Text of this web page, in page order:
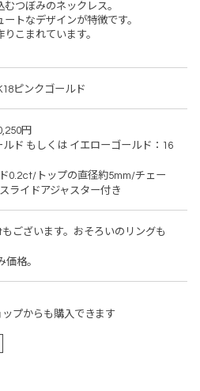
つぼみのネックレス。
トなデザインが特徴です。
こまれています。
ピンクゴールド
円
ルド もしくは イエローゴールド：16
0.2ct/トップの直径約5mm/チェー
ライドアジャスター付き
ございます。おそろいのリングも
格。
プからも購入できます